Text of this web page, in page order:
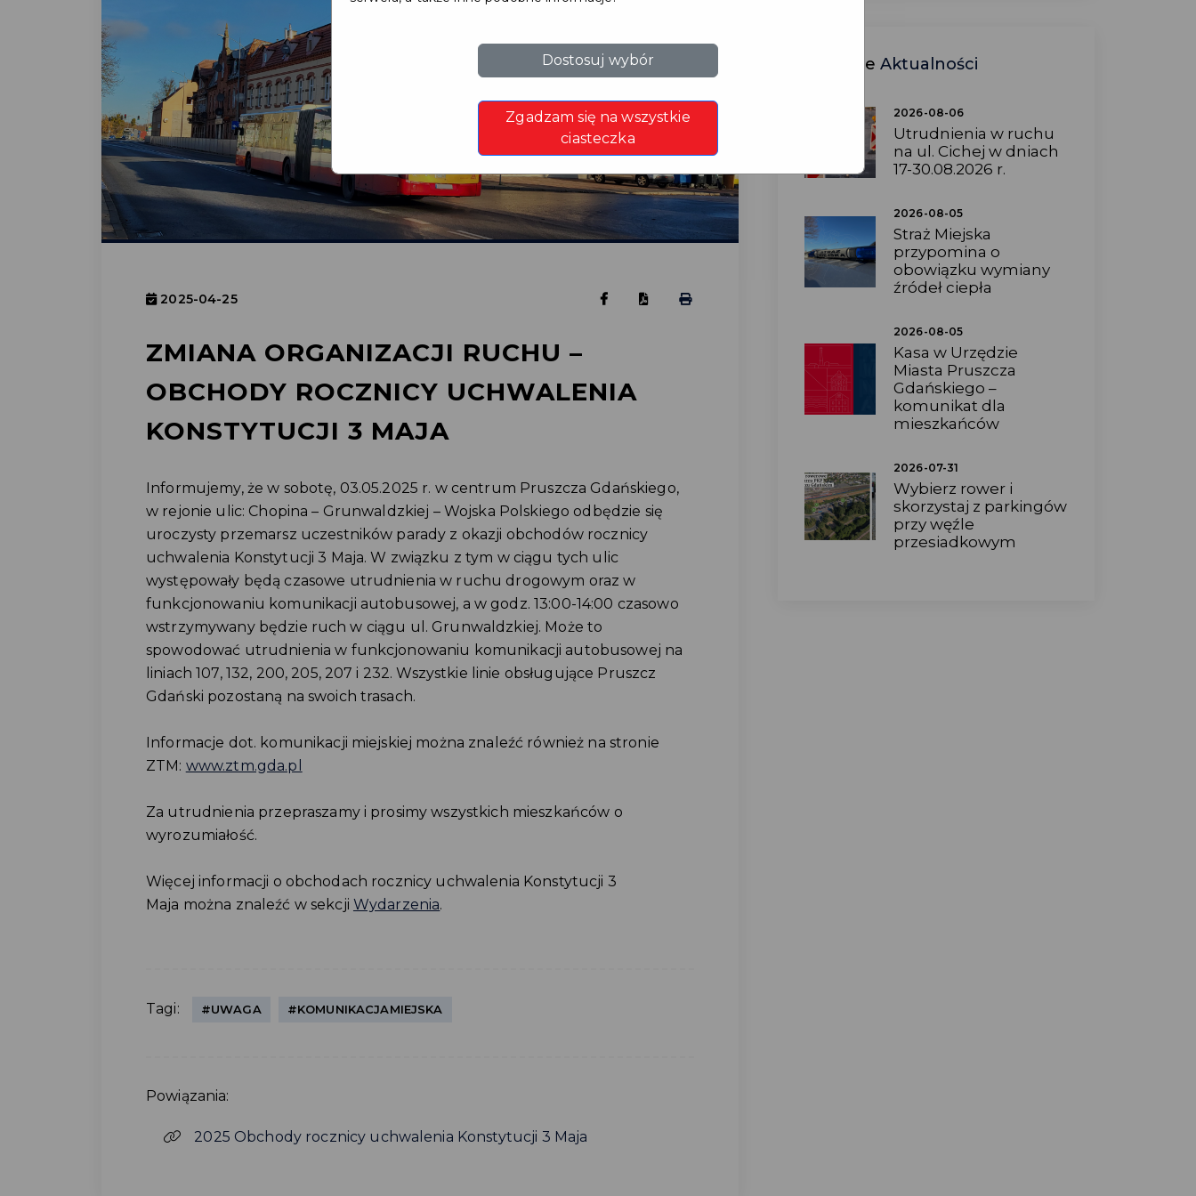
2025-04-25
ZMIANA ORGANIZACJI RUCHU –
OBCHODY ROCZNICY UCHWALENIA
KONSTYTUCJI 3 MAJA
Informujemy, że w sobotę, 03.05.2025 r. w centrum Pruszcza Gdańskiego,
w rejonie ulic: Chopina – Grunwaldzkiej – Wojska Polskiego odbędzie się
uroczysty przemarsz uczestników parady z okazji obchodów rocznicy
uchwalenia Konstytucji 3 Maja. W związku z tym w ciągu tych ulic
występowały będą czasowe utrudnienia w ruchu drogowym oraz w
funkcjonowaniu komunikacji autobusowej, a w godz. 13:00-14:00 czasowo
wstrzymywany będzie ruch w ciągu ul. Grunwaldzkiej. Może to
spowodować utrudnienia w funkcjonowaniu komunikacji autobusowej na
liniach 107, 132, 200, 205, 207 i 232. Wszystkie linie obsługujące Pruszcz
Gdański pozostaną na swoich trasach.
Informacje dot. komunikacji miejskiej można znaleźć również na stronie
ZTM: www.ztm.gda.pl
Za utrudnienia przepraszamy i prosimy wszystkich mieszkańców o
wyrozumiałość.
Więcej informacji o obchodach rocznicy uchwalenia Konstytucji 3
Maja można znaleźć w sekcji Wydarzenia.
Tagi: #UWAGA #KOMUNIKACJAMIEJSKA
Powiązania:
2025 Obchody rocznicy uchwalenia Konstytucji 3 Maja
Ostatnie Aktualności
2026-08-06
Utrudnienia w ruchu
na ul. Cichej w dniach
17-30.08.2026 r.
2026-08-05
Straż Miejska
przypomina o
obowiązku wymiany
źródeł ciepła
2026-08-05
Kasa w Urzędzie
Miasta Pruszcza
Gdańskiego –
komunikat dla
mieszkańców
2026-07-31
Wybierz rower i
skorzystaj z parkingów
przy węźle
przesiadkowym
Dostosuj wybór
Zgadzam się na wszystkie
ciasteczka